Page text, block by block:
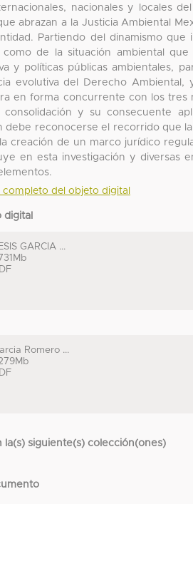
nacionales y locales
abrazan a la Justicia Ambiental
Partiendo del dinamismo que
como de la situación ambiental
y políticas públicas ambientales,
evolutiva del Derecho
en forma concurrente con los tres
y su consecuente
debe reconocerse el recorrido que
creación de un marco jurídico
en esta investigación y diversas
completo del objeto digital
digital
GARCIA ...
Romero ...
la(s) siguiente(s) colección(ones)